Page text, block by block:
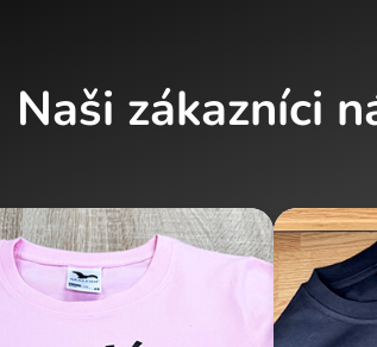
Naši zákazníci